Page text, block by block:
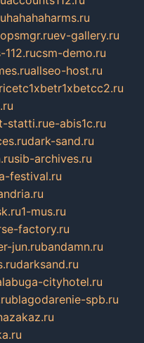
hahahaharms.ru
opsmgr.ruev-gallery.ru
csm-demo.ru
allseo-host.ru
statti.rue-abis1c.ru
dark-sand.ru
sib-archives.ru
festival.ru
1-mus.ru
factory.ru
jun.rubandamn.ru
darksand.ru
cityhotel.ru
blagodarenie-spb.ru